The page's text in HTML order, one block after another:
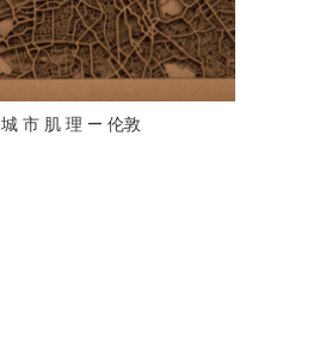
城 市 肌 理 — 伦敦